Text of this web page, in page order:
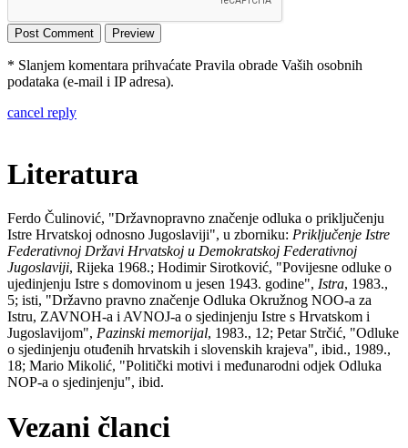
* Slanjem komentara prihvaćate Pravila obrade Vaših osobnih
podataka (e-mail i IP adresa).
cancel reply
Literatura
Ferdo Čulinović, "Državnopravno značenje odluka o priključenju
Istre Hrvatskoj odnosno Jugoslaviji", u zborniku: Priključenje Istre
Federativnoj Državi Hrvatskoj u Demokratskoj Federativnoj
Jugoslaviji, Rijeka 1968.; Hodimir Sirotković, "Povijesne odluke o
ujedinjenju Istre s domovinom u jesen 1943. godine", Istra, 1983.,
5; isti, "Državno pravno značenje Odluka Okružnog NOO-a za
Istru, ZAVNOH-a i AVNOJ-a o sjedinjenju Istre s Hrvatskom i
Jugoslavijom", Pazinski memorijal, 1983., 12; Petar Strčić, "Odluke
o sjedinjenju otuđenih hrvatskih i slovenskih krajeva", ibid., 1989.,
18; Mario Mikolić, "Politički motivi i međunarodni odjek Odluka
NOP-a o sjedinjenju", ibid.
Vezani članci